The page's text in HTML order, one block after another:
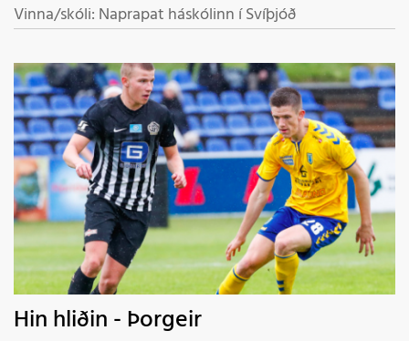
Vinna/skóli: Naprapat háskólinn í Svíþjóð
Hin hliðin - Þorgeir